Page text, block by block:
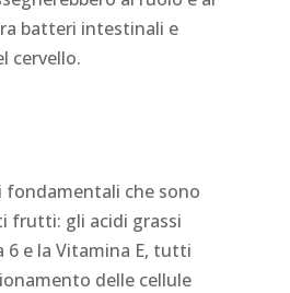
batteri intestinali e
cervello.
fondamentali che sono
frutti: gli acidi grassi
6 e la Vitamina E, tutti
delle cellule